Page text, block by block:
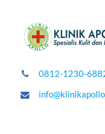
0812-1230-